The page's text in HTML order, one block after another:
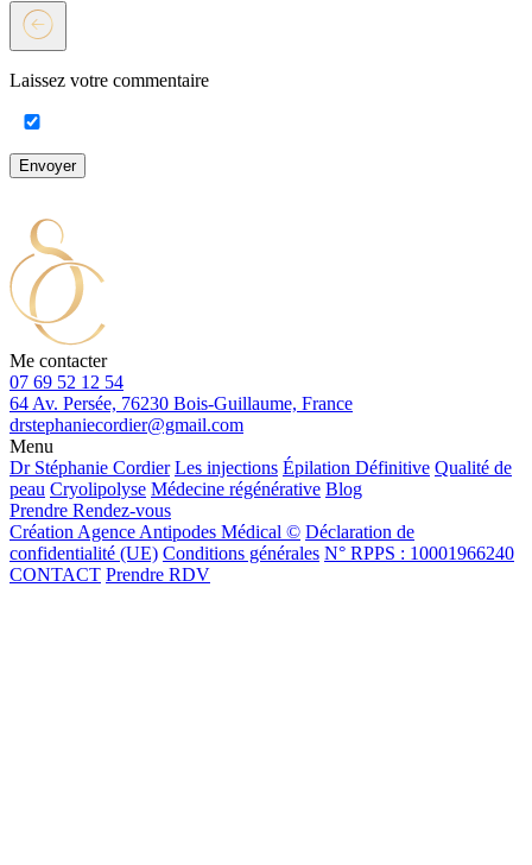
Laissez votre commentaire
Envoyer
Me contacter
07 69 52 12 54
64 Av. Persée, 76230 Bois-Guillaume, France
drstephaniecordier@gmail.com
Menu
Dr Stéphanie Cordier Les injections Épilation Définitive Qualité de
peau Cryolipolyse Médecine régénérative Blog
Prendre Rendez-vous
Création Agence Antipodes Médical © Déclaration de
confidentialité (UE) Conditions générales N° RPPS : 10001966240
CONTACT Prendre RDV